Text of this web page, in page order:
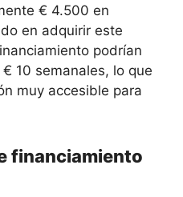
€ 4.500 en
en adquirir este
podrían
10 semanales, lo que
muy accesible para
financiamiento